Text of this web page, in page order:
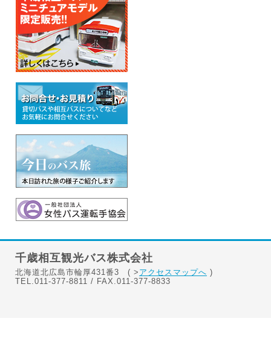
千歳相互観光バス株式会社
北海道北広島市輪厚431番3 ( > アクセスマップへ )
TEL.011-377-8811 / FAX.011-377-8833